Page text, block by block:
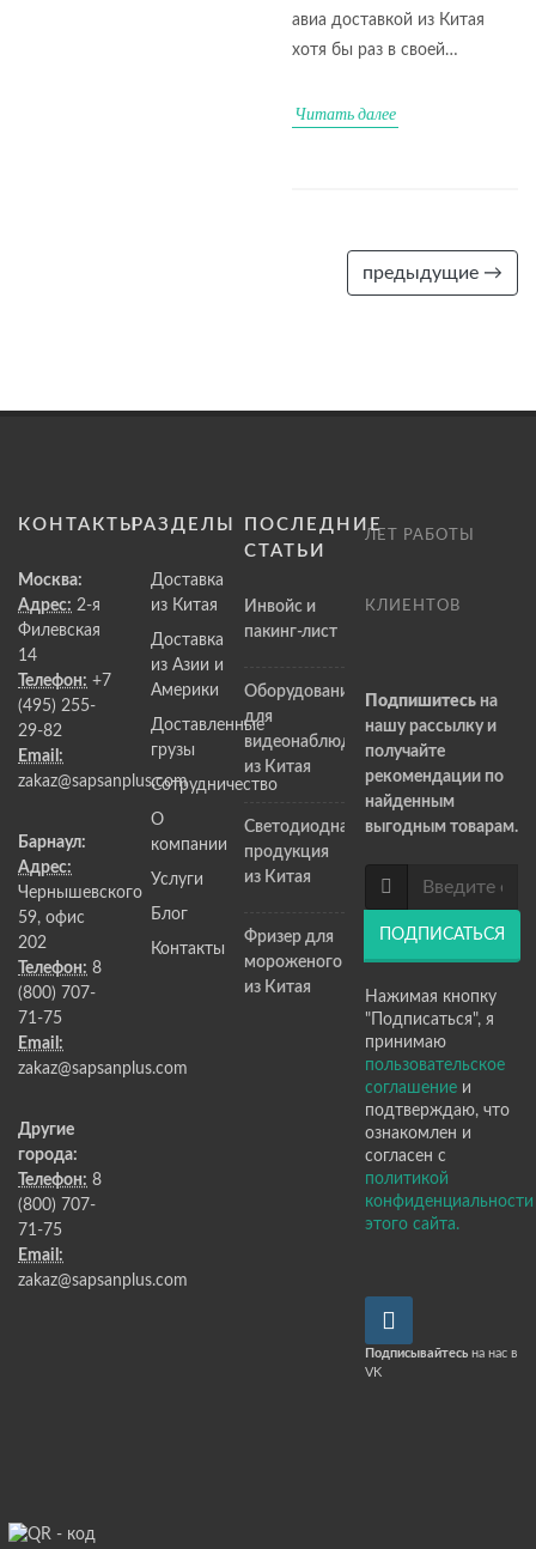
авиа доставкой из Китая
хотя бы раз в своей…
Читать далее
предыдущие →
КОНТАКТЫ
Москва:
Адрес: 2-я
Филевская
14
Телефон: +7
(495) 255-
29-82
Email:
zakaz@sapsanplus.com
Барнаул:
Адрес:
Чернышевского
59, офис
202
Телефон: 8
(800) 707-
71-75
Email:
zakaz@sapsanplus.com
Другие
города:
Телефон: 8
(800) 707-
71-75
Email:
zakaz@sapsanplus.com
РАЗДЕЛЫ
Доставка
из Китая
Доставка
из Азии и
Америки
Доставленные
грузы
Сотрудничество
О
компании
Услуги
Блог
Контакты
ПОСЛЕДНИЕ
СТАТЬИ
Инвойс и
пакинг-лист
Оборудование
для
видеонаблюдения
из Китая
Светодиодная
продукция
из Китая
Фризер для
мороженого
из Китая
ЛЕТ РАБОТЫ
КЛИЕНТОВ
Подпишитесьна
нашу рассылку и
получайте
рекомендации по
найденным
выгодным товарам.
ПОДПИСАТЬСЯ
Нажимая кнопку
"Подписаться", я
принимаю
пользовательское
соглашениеи
подтверждаю, что
ознакомлен и
согласен с
политикой
конфиденциальности
этого сайта.
Подписывайтесьна нас в
VK